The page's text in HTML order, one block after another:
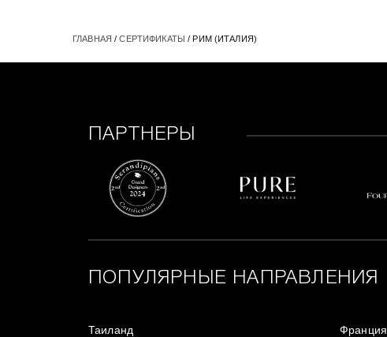
ГЛАВНАЯ /СЕРТИФИКАТЫ / РИМ (ИТАЛИЯ)
ПАРТНЕРЫ
ПОПУЛЯРНЫЕ НАПРАВЛЕНИЯ
Таиланд
Франция